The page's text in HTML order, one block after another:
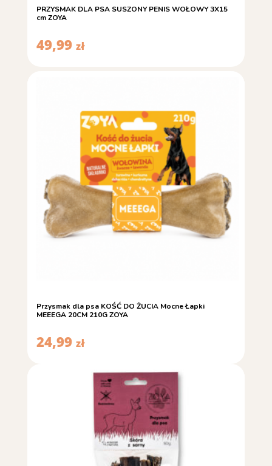
PRZYSMAK DLA PSA SUSZONY PENIS WOŁOWY 3X15
cm ZOYA
49,99 zł
Przysmak dla psa KOŚĆ DO ŻUCIA Mocne Łapki
MEEEGA 20CM 210G ZOYA
24,99 zł